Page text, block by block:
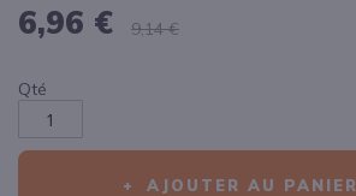
6,96 € 9,14 €
Qté
AJOUTER AU PANIER